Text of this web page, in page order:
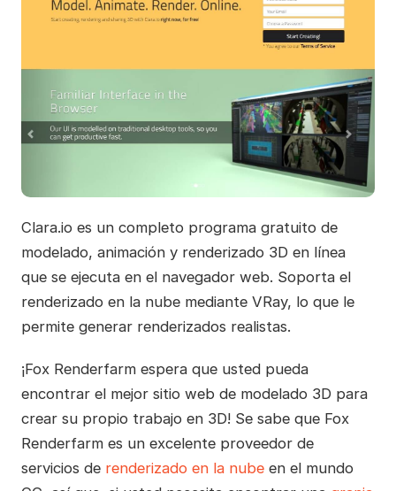
Clara.io es un completo programa gratuito de
modelado, animación y renderizado 3D en línea
que se ejecuta en el navegador web. Soporta el
renderizado en la nube mediante VRay, lo que le
permite generar renderizados realistas.
¡Fox Renderfarm espera que usted pueda
encontrar el mejor sitio web de modelado 3D para
crear su propio trabajo en 3D! Se sabe que Fox
Renderfarm es un excelente proveedor de
servicios de renderizado en la nubeen el mundo